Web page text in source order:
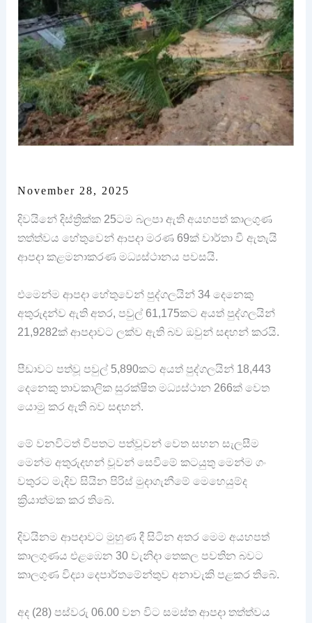
November 28, 2025
දිවයිනේ දිස්ත්‍රික්ක 25ටම බලපා ඇති අයහපත් කාලගුණ
තත්ත්වය හේතුවෙන් ආපදා මරණ 69ක් වාර්තා වී ඇතැයි
ආපදා කළමනාකරණ මධ්‍යස්ථානය පවසයි.
එමෙන්ම ආපදා හේතුවෙන් පුද්ගලයින් 34 දෙනෙකු
අතුරුදන්ව ඇති අතර, පවුල් 61,175කට අයත් පුද්ගලයින්
21,9282ක් ආපදාවට ලක්ව ඇති බව ඔවුන් සඳහන් කරයි.
පීඩාවට පත්වූ පවුල් 5,890කට අයත් පුද්ගලයින් 18,443
දෙනෙකු තාවකාලික සුරක්ෂිත මධ්‍යස්ථාන 266ක් වෙත
යොමු කර ඇති බව සඳහන්.
මේ වනවිටත් විපතට පත්වූවන් වෙත සහන සැලසීම
මෙන්ම අතුරුදහන් වූවන් සෙවීමේ කටයුතු මෙන්ම ගං
වතුරට මැදිව සියින පිරිස් මුදාගැනීමේ මෙහෙයුම්ද
ක්‍රියාත්මක කර තිබේ.
දිවයිනම ආපදාවට මුහුණ දී සිටින අතර මෙම අයහපත්
කාලගුණය එළඹෙන 30 වැනිදා තෙකල පවතින බවට
කාලගුණ විද්‍යා දෙපාර්තමේන්තුව අනාවැකි පළකර තිබේ.
අද (28) පස්වරු 06.00 වන විට සමස්ත ආපදා තත්ත්වය